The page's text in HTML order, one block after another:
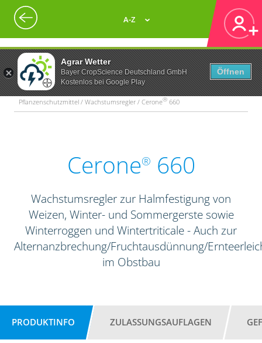
Agrar Wetter
Bayer CropScience Deutschland GmbH
Kostenlos bei Google Play
Öffnen
A-Z
Pflanzenschutzmittel / Wachstumsregler / Cerone® 660
Cerone® 660
Wachstumsregler zur Halmfestigung von
Weizen, Winter- und Sommergerste sowie
Winterroggen und Wintertriticale - Auch zur
Alternanzbrechung/Fruchtausdünnung/
im Obstbau
PRODUKTINFO ZULASSUNGSAUFLAGEN